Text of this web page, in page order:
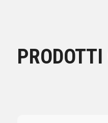
PRODOTTI